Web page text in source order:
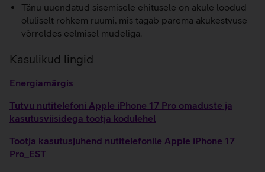
Tänu uuendatud sisemisele ehitusele on akule loodud
oluliselt rohkem ruumi, mis tagab parema akukestvuse
võrreldes eelmisel mudeliga.
Kasulikud lingid
Energiamärgis
Tutvu nutitelefoni Apple iPhone 17 Pro omaduste ja
kasutusviisidega tootja kodulehel
Tootja kasutusjuhend nutitelefonile Apple iPhone 17
Pro_EST